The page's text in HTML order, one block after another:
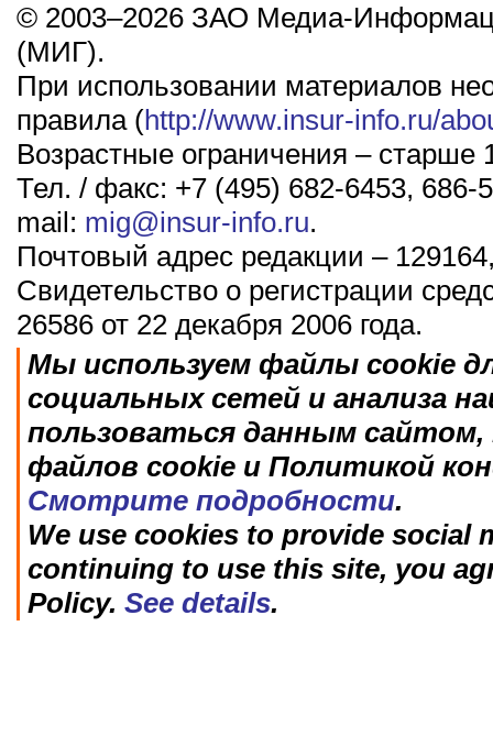
© 2003–2026 ЗАО Медиа-
(МИГ).
При использовании материалов
правила (http://www.insur-info.ru/
Возрастные ограничения – старше
Тел. / факс: +7 (495) 682-6453, 686-
mail: mig@insur-info.ru.
Почтовый адрес редакции –
Свидетельство о регистрации
26586 от 22 декабря 2006 года.
Мы используем файлы cookie
социальных сетей и анализа
пользоваться данным
файлов cookie и Политикой
Смотрите подробности.
We use cookies to provide social
continuing to use this site, you
Policy. See details.